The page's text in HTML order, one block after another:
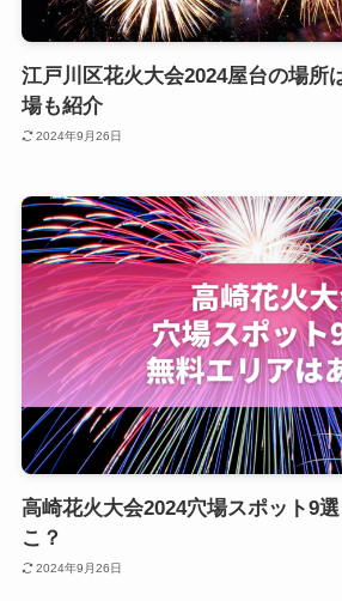
江戸川区花火大会2024屋台の場所
場も紹介
2024年9月26日
高崎花火大会2024穴場スポット9
こ？
2024年9月26日